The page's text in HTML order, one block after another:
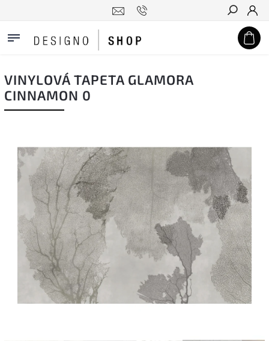
Hledat
VINYLOVÁ TAPETA GLAMORA
CINNAMON 0